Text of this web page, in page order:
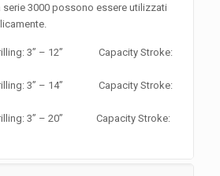
3000 possono essere utilizzati
3” – 12” Capacity Stroke:
3” – 14” Capacity Stroke:
3” – 20” Capacity Stroke: